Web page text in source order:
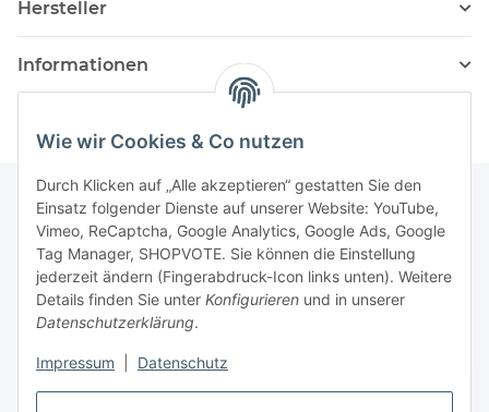
Wie wir Cookies & Co nutzen
Durch Klicken auf „Alle akzeptieren“ gestatten Sie den
Einsatz folgender Dienste auf unserer Website: YouTube,
Vimeo, ReCaptcha, Google Analytics, Google Ads, Google
Tag Manager, SHOPVOTE. Sie können die Einstellung
jederzeit ändern (Fingerabdruck-Icon links unten). Weitere
Details finden Sie unter Konfigurieren und in unserer
Datenschutzerklärung.
Impressum Datenschutz
Hersteller
Informationen
Newsletter Abonnieren
Bitte senden Sie mir entsprechend Ihrer
Datenschutzerklärungregelmäßig und jederzeit widerruflich
Informationen zu Ihrem Produktsortiment per E-Mail zu.
Abonnieren